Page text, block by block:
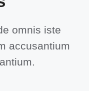
omnis iste
accusantium